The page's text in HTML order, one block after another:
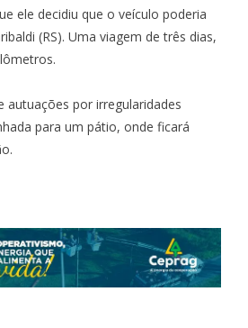
ele decidiu que o veículo poderia
(RS). Uma viagem de três dias,
autuações por irregularidades
para um pátio, onde ficará